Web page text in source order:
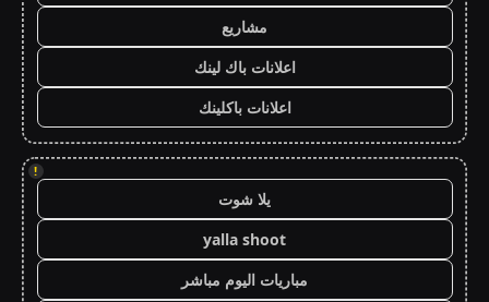
مشاريع
اعلانات باك لينك
اعلانات باكلينك
!
يلا شوت
yalla shoot
مباريات اليوم مباشر